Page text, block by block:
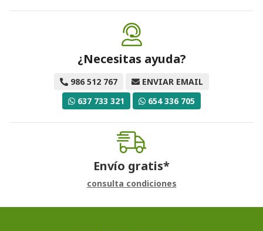
¿Necesitas ayuda?
986 512 767
ENVIAR EMAIL
637 733 321
654 336 705
Envío gratis*
consulta condiciones